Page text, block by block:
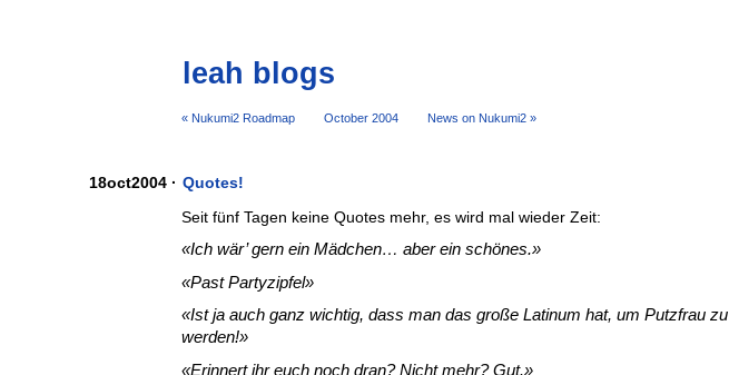
leah blogs
« Nukumi2 Roadmap October 2004 News on Nukumi2 »
18oct2004 · Quotes!
Seit fünf Tagen keine Quotes mehr, es wird mal wieder Zeit:
Ich wär’ gern ein Mädchen… aber ein schönes.
Past Partyzipfel
Ist ja auch ganz wichtig, dass man das große Latinum hat, um Putzfrau zu
werden!
Erinnert ihr euch noch dran? Nicht mehr? Gut.